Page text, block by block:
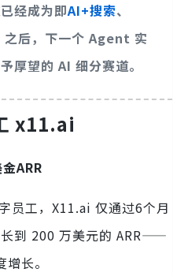
经成为即AI+搜索、
之后，下一个 Agent 实
厚望的 AI 细分赛道。
x11.ai
ARR
员工，X11.ai 仅通过6个月
到 200 万美元的 ARR——
长。